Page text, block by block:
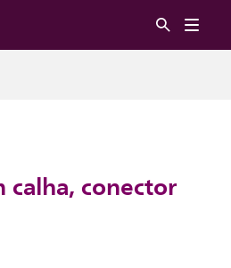
calha, conector